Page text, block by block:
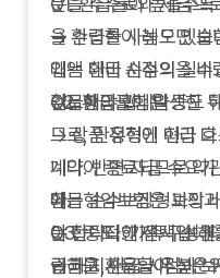
을 수령한 사례도 있습
때는 환급 시점의 실
검토해야 합니다.
→ 환급률이 높으면 보
입액 대비 순수익을 비
Q2.환급금이 발생한
→ 상품 유형에 따라
계약이 종료되므로 약
다.
Q3.중도 해지 시 손해
→ 해지환급금이 높은
환급형암보험은 중도
므로, 안정적인 현금
니다. 반면 자금 수요
에는 순수보장형과의
야 합니다. 가족 구성
급금을 사용할 우선순
환급형암보험은 보장
는 전략적인 선택입니
립하고, 환급 시점과